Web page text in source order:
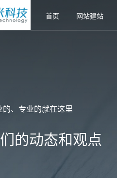
首页 网站建站
的、专业的就在这里
的动态和观点